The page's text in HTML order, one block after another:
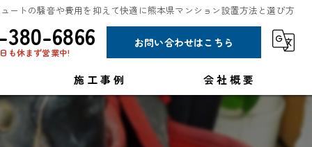
ートの騒音や費用を抑えて快適に熊本県マンション設置方法と選び方
380-6866
も休まず営業中!
お問い合わせはこちら
施工事例 会社概要
コラム